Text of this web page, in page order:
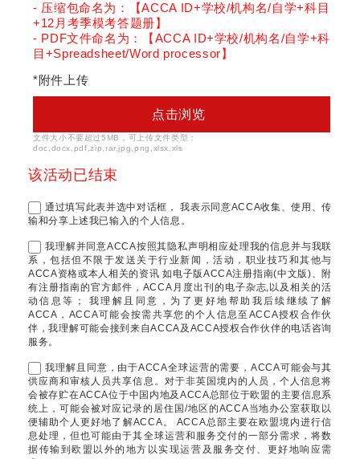
- 压缩包命名为：【ACCA ID+学校/机构名/自学+科目
+12月考季模考答题册】
- PDF文件命名为：【ACCA ID+学校/机构名/自学+科
目+Spreadsheet/Word processor】
*附件上传
点击浏览
文件
文件大小不要超过5MB，可上传文件类型：
doc,docx,pdf,zip,rar,jpg,png,xlsx,xls
该活动已结束
通过填写此表并选中对话框， 我表示同意ACCA收集、使用、传
输和分享上述我已输入的个人信息。
我理解并同意ACCA按照其隐私声明相应处理我的信息并与我联
系，包括但不限于发送关于行业新闻，活动，职业技巧和其他与
ACCA资格或本人相关的资讯 如电子版ACCA注册指南(中文版)、附
有注册指南的官方邮件，ACCA月度出刊的电子杂志,以及相关的活
动信息等； 我理解且同意，为了更好地帮助我后续继续了解
ACCA，ACCA可能会按需共享您的个人信息至ACCA授权合作伙
伴，我理解可能会接到来自ACCA及ACCA授权合作伙伴的电话咨询
服务。
我理解且同意，由于ACCA全球运营的需要，ACCA可能会与其
供应商和审核人员共享信息。对于非英国境内的人员，个人信息将
会被存贮在ACCA位于中国内地及ACCA总部位于欧盟的主要信息系
统上，可能会被对应记录的居住国/地区的ACCA当地办公室获取以
便辅助个人更好地了解ACCA。 ACCA总部主要在欧盟境内进行信
息处理，但也可能由于其全球运营和服务交付的一部分需求，将数
据传输到欧盟以外的地方以实现运营及服务交付、更好地响应需